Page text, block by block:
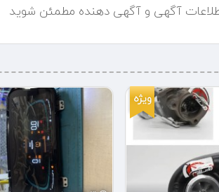
آگهی و آگهی دهنده مطمئن شوید
ویژه